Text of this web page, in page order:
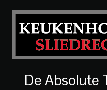
De Absolute